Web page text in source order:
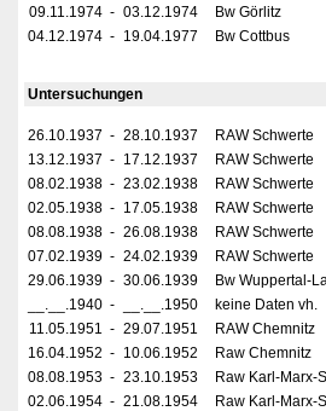
09.11.1974 - 03.12.1974
Bw Görlitz
04.12.1974 - 19.04.1977 Bw Cottbus
Untersuchungen
26.10.1937 - 28.10.1937
RAW Schwerte
13.12.1937 - 17.12.1937
RAW Schwerte
08.02.1938 - 23.02.1938
RAW Schwerte
02.05.1938 - 17.05.1938
RAW Schwerte
08.08.1938 - 26.08.1938
RAW Schwerte
07.02.1939 - 24.02.1939
RAW Schwerte
29.06.1939 - 30.06.1939
Bw Wuppertal-
__.__.1940 - __.__.1950
keine Daten vh.
11.05.1951 - 29.07.1951
RAW Chemnitz
16.04.1952 - 10.06.1952
Raw Chemnitz
08.08.1953 - 23.10.1953
Raw Karl-Marx-
02.06.1954 - 21.08.1954
Raw Karl-Marx-